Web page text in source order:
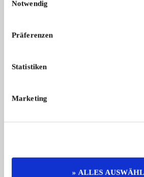
Notwendig
Präferenzen
Statistiken
Marketing
» ALLES
Das könnte Sie auch